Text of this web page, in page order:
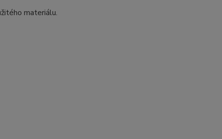
materiálu.